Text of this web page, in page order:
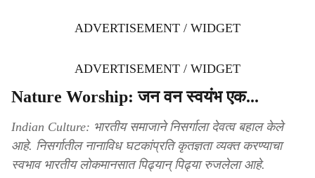
ADVERTISEMENT / WIDGET
ADVERTISEMENT / WIDGET
Nature Worship: जन वन स्वयंभ एक...
Indian Culture: भारतीय समाजाने निसर्गाला देवत्व बहाल केले
आहे. निसर्गातील नानाविध घटकांप्रति कृतज्ञता व्यक्त करण्याचा
स्वभाव भारतीय लोकमानसात पिढ्यान् पिढ्या रुजलेला आहे.